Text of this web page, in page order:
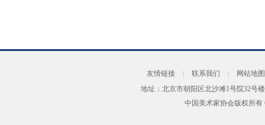
友情链接 联系我们
网站地图
地址：北京市朝阳区北沙滩1号院32号
中国美术家协会版权所有